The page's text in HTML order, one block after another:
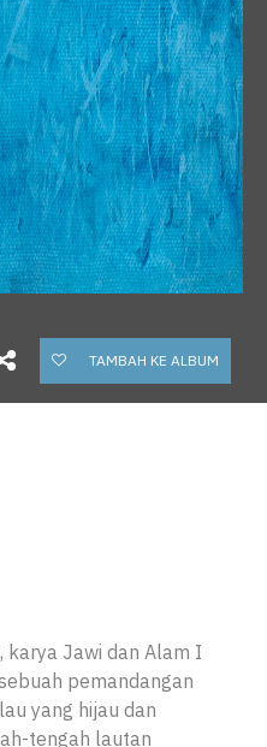
TAMBAH KE ALBUM
karya Jawi dan Alam I
pemandangan
yang hijau dan
tengah lautan